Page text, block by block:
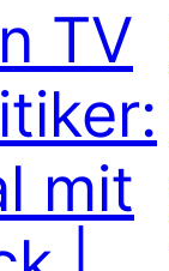
TV
mit